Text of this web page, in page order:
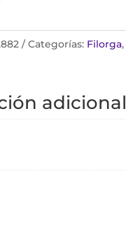
Categorías: Filorga,
adicional